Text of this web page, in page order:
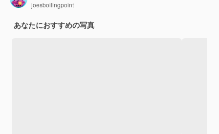
joesboilingpoint
あなたにおすすめの写真